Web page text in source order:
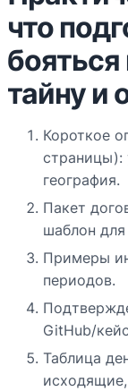
что
тайну и
Короткое
страницы):
география.
Пакет
шаблон
Примеры
периодов.
GitHub/
Таблица
исходящие,